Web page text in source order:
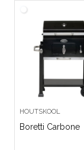
HOUTSKOOL
Boretti Carbone